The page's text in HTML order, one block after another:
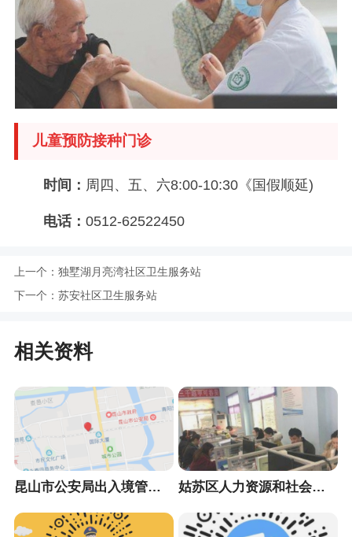
儿童预防接种门诊
时间： 周四、五、六8:00-10:30《国假顺延)
电话： 0512-62522450
上一个： 独墅湖月亮湾社区卫生服务站
下一个： 苏安社区卫生服务站
相关资料
昆山市公安局出入境管理大队 姑苏区人力资源和社会保障局